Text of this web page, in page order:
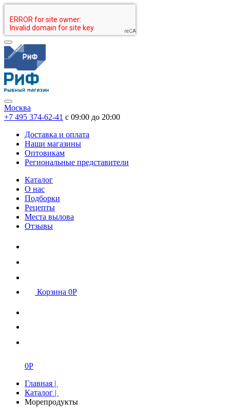
Москва
+7 495 374-62-41 c 09:00 до 20:00
Доставка и оплата
Наши магазины
Оптовикам
Региональные представители
Каталог
О нас
Подборки
Рецепты
Места вылова
Отзывы
Корзина 0Р
0Р
Главная |
Каталог |
Морепродукты